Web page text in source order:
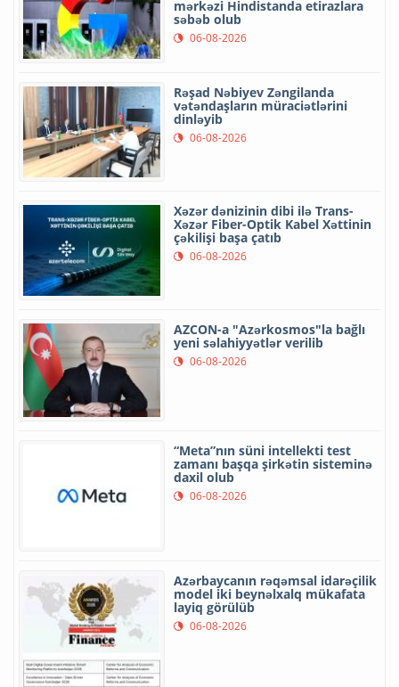
mərkəzi Hindistanda etirazlara
səbəb olub
06-08-2026
Rəşad Nəbiyev Zəngilanda
vətəndaşların müraciətlərini
dinləyib
06-08-2026
Xəzər dənizinin dibi ilə Trans-
Xəzər Fiber-Optik Kabel Xəttinin
çəkilişi başa çatıb
06-08-2026
AZCON-a "Azərkosmos"la bağlı
yeni səlahiyyətlər verilib
06-08-2026
“Meta”nın süni intellekti test
zamanı başqa şirkətin sisteminə
daxil olub
06-08-2026
Azərbaycanın rəqəmsal idarəçilik
model iki beynəlxalq mükafata
layiq görülüb
06-08-2026